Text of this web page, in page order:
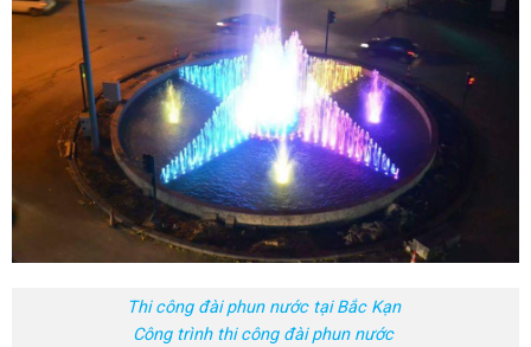
Thi công đài phun nước tại Bắc Kạn
Công trình thi công đài phun nước